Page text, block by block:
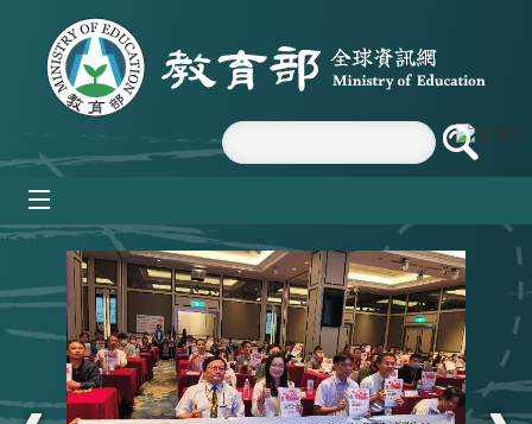
跳到主要內容區塊
:::